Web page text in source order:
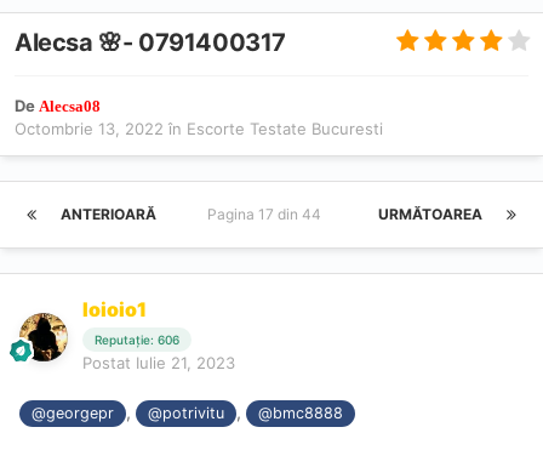
Alecsa 🌸- 0791400317
De Alecsa08
Octombrie 13, 2022 în Escorte Testate Bucuresti
ANTERIOARĂ URMĂTOAREA
Pagina 17 din 44
Ioioio1
Reputație: 606
Postat Iulie 21, 2023
@georgepr , @potrivitu , @bmc8888